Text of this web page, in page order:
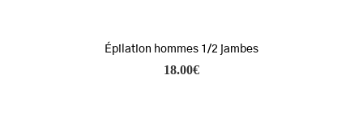
Épilation hommes 1/2 jambes
18.00€